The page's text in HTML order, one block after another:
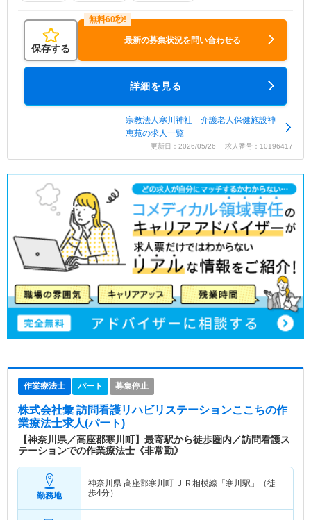
保存する
最新の募集状況を問い合わせる
詳細を見る
宗教法人寒川神社 介護老人保健施設神
恵苑の求人一覧
更新日：2026/05/26 求人番号：10196417
作業療法士 パート 募集停止
株式会社彙 訪問看護リハビリステーションここちの作
業療法士求人(パート)
【神奈川県／高座郡寒川町】最寄駅から徒歩圏内／訪問看護ス
テーションでの作業療法士《非常勤》
勤務地
神奈川県 高座郡寒川町 ＪＲ相模線「寒川駅」（徒
歩4分）